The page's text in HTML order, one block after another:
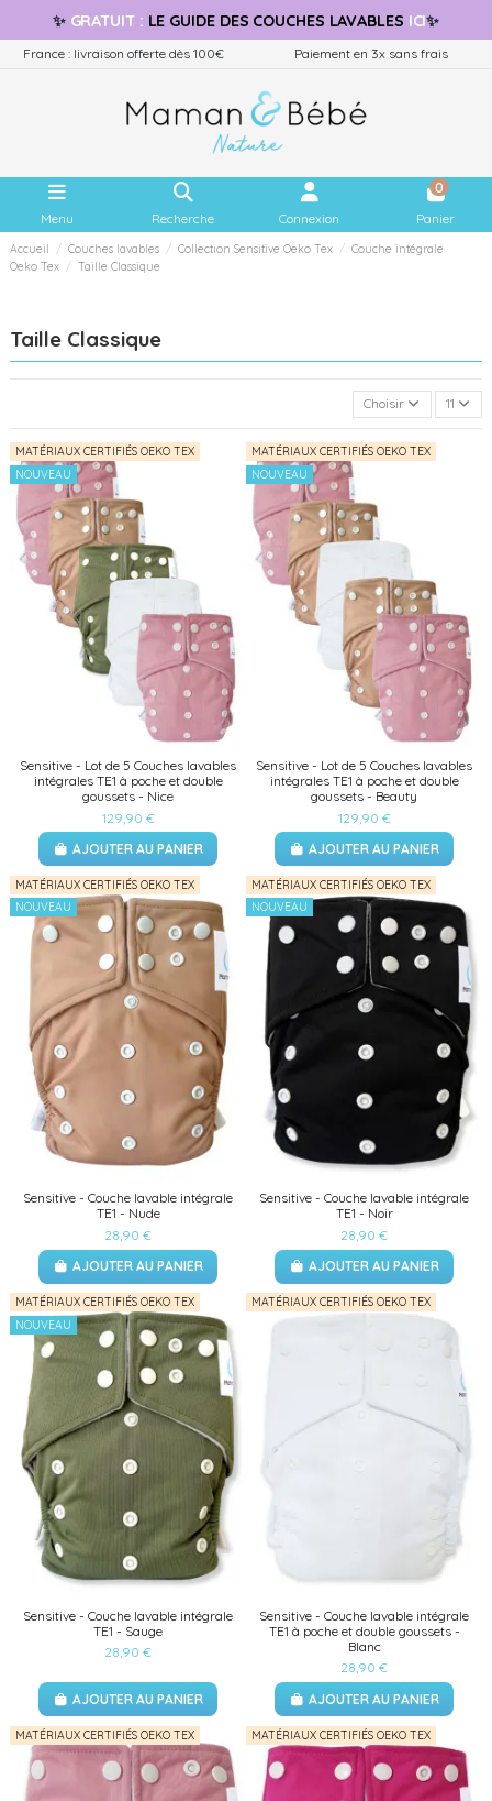
✨ GRATUIT: LE GUIDE DES COUCHES LAVABLES ICI✨
France : livraison offerte dès 100€ Paiement en 3x sans frais
Menu Recherche Connexion
0
Panier
Accueil Couches lavables Collection Sensitive Oeko Tex
Couche intégrale
Oeko Tex
Taille Classique
Taille Classique
Choisir 11
MATÉRIAUX CERTIFIÉS OEKO TEX
NOUVEAU
Sensitive - Lot de 5 Couches lavables
intégrales TE1 à poche et double
goussets - Nice
129,90 €
AJOUTER AU PANIER
MATÉRIAUX CERTIFIÉS OEKO TEX
NOUVEAU
Sensitive - Lot de 5 Couches lavables
intégrales TE1 à poche et double
goussets - Beauty
129,90 €
AJOUTER AU PANIER
MATÉRIAUX CERTIFIÉS OEKO TEX
NOUVEAU
Sensitive - Couche lavable intégrale
TE1 - Nude
28,90 €
AJOUTER AU PANIER
MATÉRIAUX CERTIFIÉS OEKO TEX
NOUVEAU
Sensitive - Couche lavable intégrale
TE1 - Noir
28,90 €
AJOUTER AU PANIER
MATÉRIAUX CERTIFIÉS OEKO TEX
NOUVEAU
Sensitive - Couche lavable intégrale
TE1 - Sauge
28,90 €
AJOUTER AU PANIER
MATÉRIAUX CERTIFIÉS OEKO TEX
Sensitive - Couche lavable intégrale
TE1 à poche et double goussets -
Blanc
28,90 €
AJOUTER AU PANIER
MATÉRIAUX CERTIFIÉS OEKO TEX MATÉRIAUX CERTIFIÉS OEKO TEX